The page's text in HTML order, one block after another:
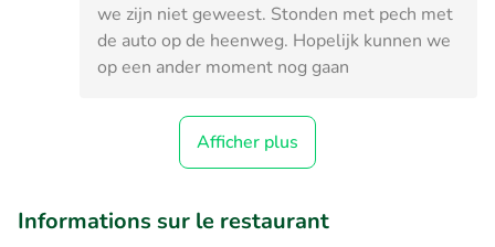
we zijn niet geweest. Stonden met pech met
de auto op de heenweg. Hopelijk kunnen we
op een ander moment nog gaan
Afficher plus
Informations sur le restaurant